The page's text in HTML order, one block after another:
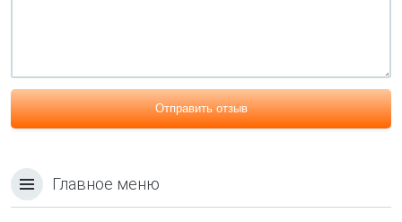
Отправить отзыв
Главное меню